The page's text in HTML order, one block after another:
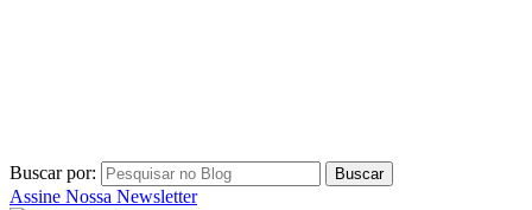
Buscar por:
Assine Nossa Newsletter